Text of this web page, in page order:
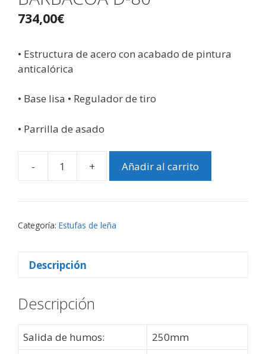
734,00€
• Estructura de acero con acabado de pintura
anticalórica
• Base lisa • Regulador de tiro
• Parrilla de asado
-
BARBACOA
80
+ Añadir al carrito
Categoría: Estufas de leña
Descripción
Descripción
Salida de humos:
250mm